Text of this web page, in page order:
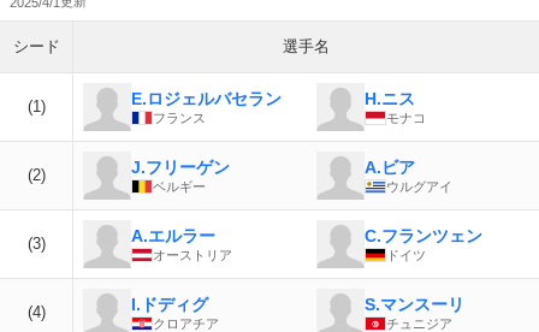
シード 選手名
(1) E.ロジェルバセラン
フランス
H.ニス
モナコ
(2) J.フリーゲン
ベルギー
A.ビア
ウルグアイ
(3) A.エルラー
オーストリア
C.フランツェン
ドイツ
(4) I.ドディグ
クロアチア
S.マンスーリ
チュニジア